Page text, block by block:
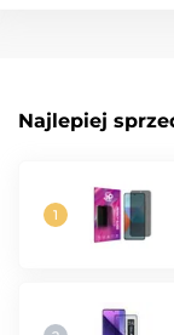
Najlepiej